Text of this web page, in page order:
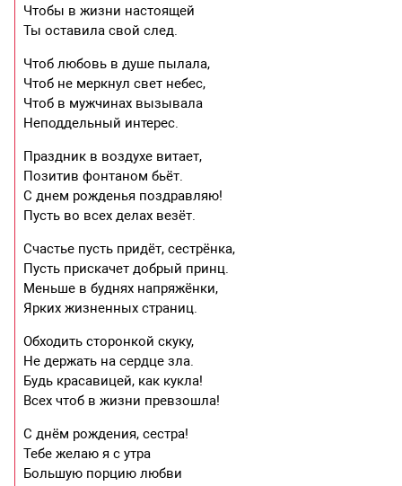
Чтобы в жизни настоящей
Ты оставила свой след.
Чтоб любовь в душе пылала,
Чтоб не меркнул свет небес,
Чтоб в мужчинах вызывала
Неподдельный интерес.
Праздник в воздухе витает,
Позитив фонтаном бьёт.
С днем рожденья поздравляю!
Пусть во всех делах везёт.
Счастье пусть придёт, сестрёнка,
Пусть прискачет добрый принц.
Меньше в буднях напряжёнки,
Ярких жизненных страниц.
Обходить сторонкой скуку,
Не держать на сердце зла.
Будь красавицей, как кукла!
Всех чтоб в жизни превзошла!
С днём рождения, сестра!
Тебе желаю я с утра
Большую порцию любви